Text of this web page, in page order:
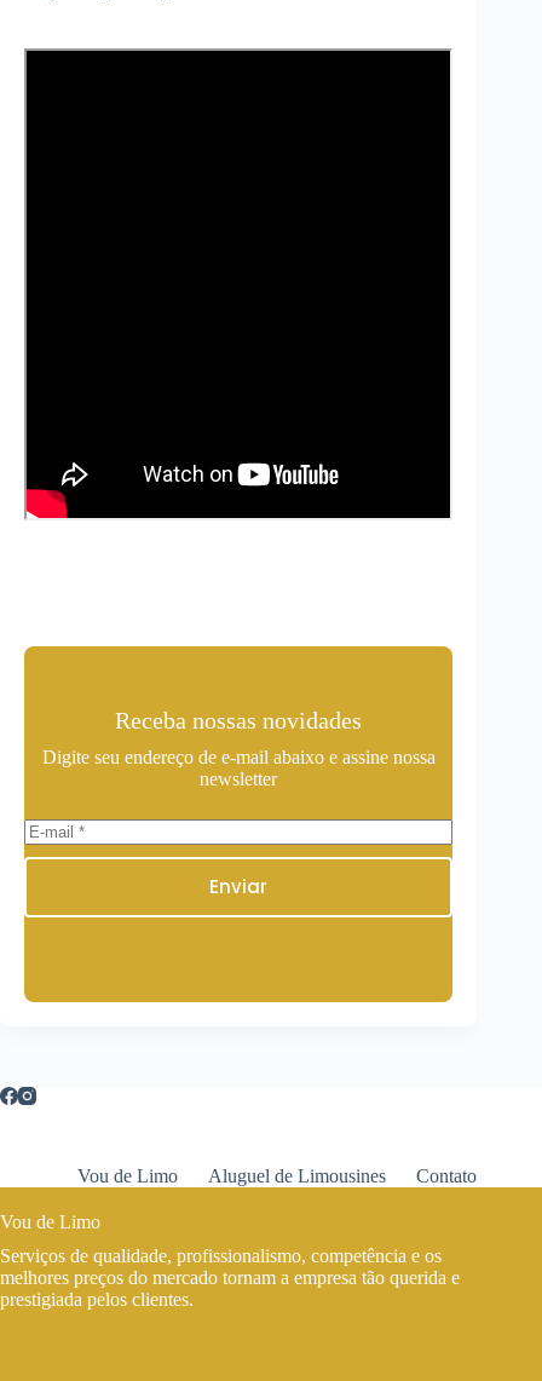
Receba nossas novidades
Digite seu endereço de e-mail abaixo e assine nossa
newsletter
Enviar
Vou de Limo Aluguel de Limousines Contato
Vou de Limo
Serviços de qualidade, profissionalismo, competência e os
melhores preços do mercado tornam a empresa tão querida e
prestigiada pelos clientes.